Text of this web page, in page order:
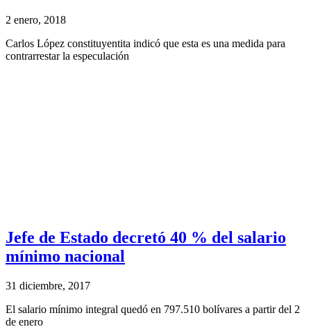
2 enero, 2018
Carlos López constituyentita indicó que esta es una medida para
contrarrestar la especulación
Jefe de Estado decretó 40 % del salario
mínimo nacional
31 diciembre, 2017
El salario mínimo integral quedó en 797.510 bolívares a partir del 2
de enero